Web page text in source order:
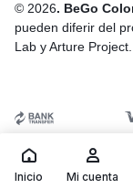
© 2026. BeGo
pueden diferir del
Lab y Arture Project.
Inicio Mi cuenta